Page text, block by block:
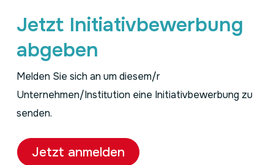
Jetzt Initiativbewerbung
abgeben
Melden Sie sich an um diesem/r
Unternehmen/Institution eine Initiativbewerbung zu
senden.
Jetzt anmelden